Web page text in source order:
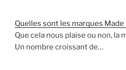
Quelles sont les marques Made
Que cela nous plaise ou non, la
Un nombre croissant de…